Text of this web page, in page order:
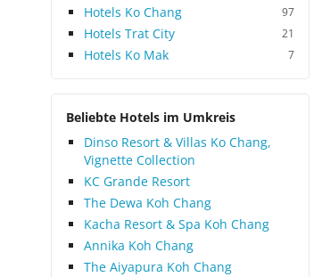
Hotels Ko Chang 97
Hotels Trat City 21
Hotels Ko Mak 7
Beliebte Hotels im Umkreis
Dinso Resort & Villas Ko Chang,
Vignette Collection
KC Grande Resort
The Dewa Koh Chang
Kacha Resort & Spa Koh Chang
Annika Koh Chang
The Aiyapura Koh Chang